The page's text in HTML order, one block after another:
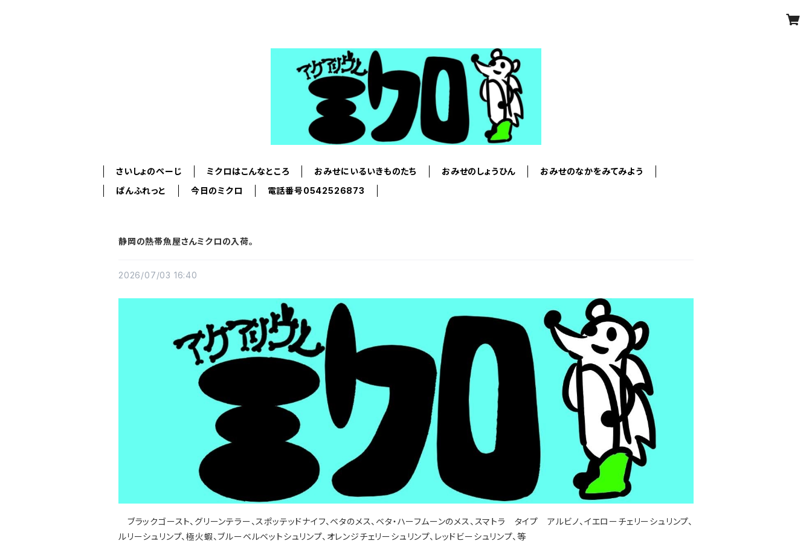
さいしょのぺーじ ミクロはこんなところ おみせにいるいきものたち おみせのしょうひん
おみせのなかをみてみよう
ぱんふれっと
今日のミクロ 電話番号0542526873
静岡の熱帯魚屋さんミクロの入荷。
2026/07/03 16:40
ブラックゴースト、グリーンテラー、スポッテッドナイフ、ベタのメス、ベタ・ハーフムーンのメス、スマトラ タイプ アルビノ、イエローチェリーシュリンプ、
ルリーシュリンプ、極火蝦、ブルーベルベットシュリンプ、オレンジチェリーシュリンプ、レッドビーシュリンプ、等